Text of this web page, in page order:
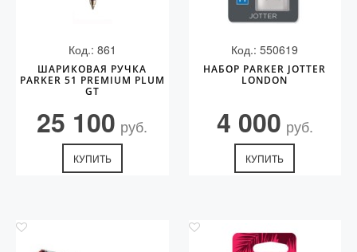
Код.: 861
ШАРИКОВАЯ РУЧКА
PARKER 51 PREMIUM PLUM
GT
25 100 руб.
КУПИТЬ
Код.: 550619
НАБОР PARKER JOTTER
LONDON
4 000 руб.
КУПИТЬ